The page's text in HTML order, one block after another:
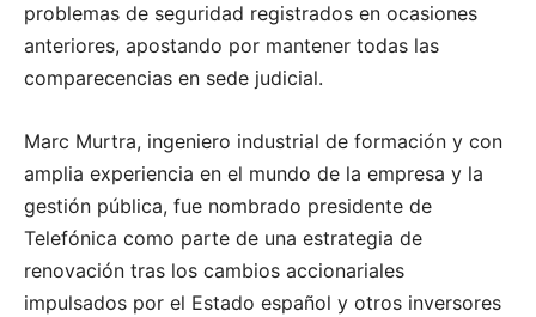
problemas de seguridad registrados en ocasiones
anteriores, apostando por mantener todas las
comparecencias en sede judicial.
Marc Murtra, ingeniero industrial de formación y con
amplia experiencia en el mundo de la empresa y la
gestión pública, fue nombrado presidente de
Telefónica como parte de una estrategia de
renovación tras los cambios accionariales
impulsados por el Estado español y otros inversores